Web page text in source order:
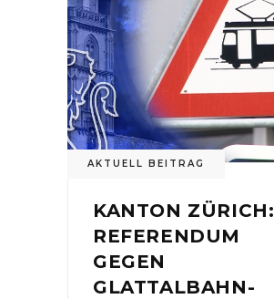
AKTUELL BEITRAG
KANTON ZÜRICH:
REFERENDUM
GEGEN
GLATTALBAHN-